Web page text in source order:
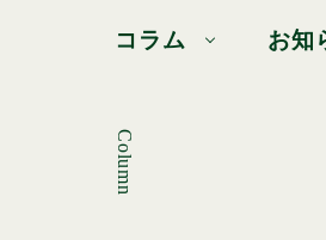
コラム お知
Column